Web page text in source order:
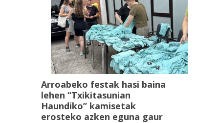
Arroabeko festak hasi baina
lehen “Txikitasunian
Haundiko” kamisetak
erosteko azken eguna gaur